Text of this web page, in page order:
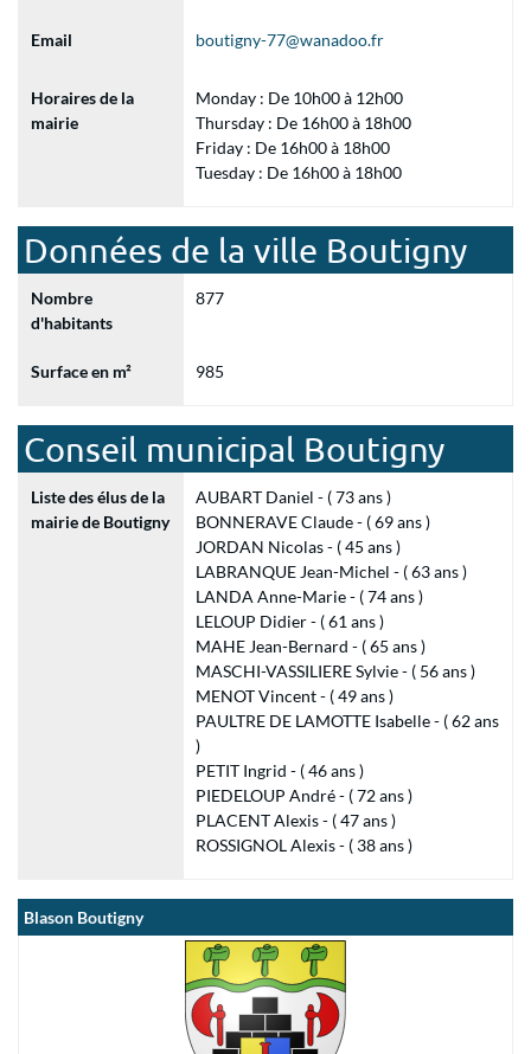
Email boutigny-77@wanadoo.fr
Horaires de la
mairie
Monday : De 10h00 à 12h00
Thursday : De 16h00 à 18h00
Friday : De 16h00 à 18h00
Tuesday : De 16h00 à 18h00
Données de la ville Boutigny
Nombre
d'habitants
877
Surface en m² 985
Conseil municipal Boutigny
Liste des élus de la
mairie de Boutigny
AUBART Daniel - ( 73 ans )
BONNERAVE Claude - ( 69 ans )
JORDAN Nicolas - ( 45 ans )
LABRANQUE Jean-Michel - ( 63 ans )
LANDA Anne-Marie - ( 74 ans )
LELOUP Didier - ( 61 ans )
MAHE Jean-Bernard - ( 65 ans )
MASCHI-VASSILIERE Sylvie - ( 56 ans )
MENOT Vincent - ( 49 ans )
PAULTRE DE LAMOTTE Isabelle - ( 62 ans
)
PETIT Ingrid - ( 46 ans )
PIEDELOUP André - ( 72 ans )
PLACENT Alexis - ( 47 ans )
ROSSIGNOL Alexis - ( 38 ans )
Blason Boutigny